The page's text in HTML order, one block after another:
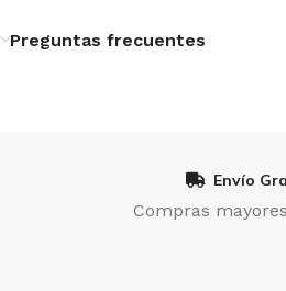
Preguntas frecuentes
Envío
Compras